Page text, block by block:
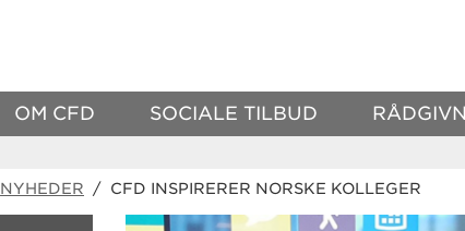
OM CFD SOCIALE TILBUD
NYHEDER / CFD INSPIRERER NORSKE KOLLEGER